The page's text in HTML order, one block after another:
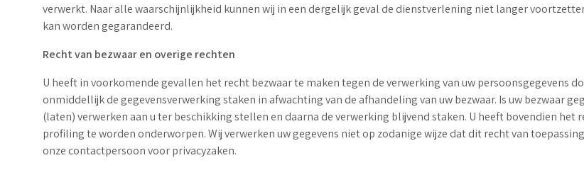
verwerkt. Naar alle waarschijnlijkheid kunnen wij in een dergelijk geval de dienstverlening niet langer
kan worden gegarandeerd.
Recht van bezwaar en overige rechten
U heeft in voorkomende gevallen het recht bezwaar te maken tegen de verwerking van uw persoonsgegevens
onmiddellijk de gegevensverwerking staken in afwachting van de afhandeling van uw bezwaar. Is uw bezwaar
(laten) verwerken aan u ter beschikking stellen en daarna de verwerking blijvend staken. U heeft bovendien
profiling te worden onderworpen. Wij verwerken uw gegevens niet op zodanige wijze dat dit recht van
onze contactpersoon voor privacyzaken.